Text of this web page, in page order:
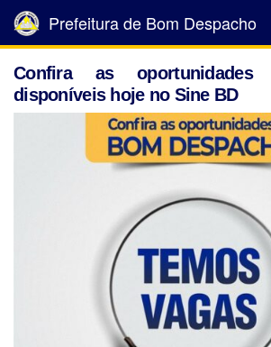
Prefeitura de Bom Despacho
Confira as oportunidades
disponíveis hoje no Sine BD